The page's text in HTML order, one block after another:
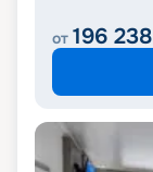
от 196 238